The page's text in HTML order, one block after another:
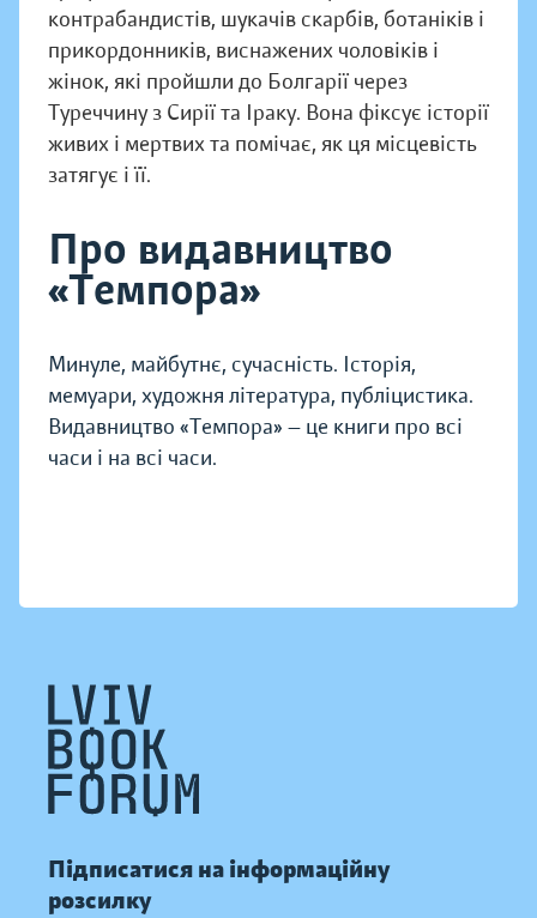
контрабандистів, шукачів скарбів, ботаніків і
прикордонників, виснажених чоловіків і
жінок, які пройшли до Болгарії через
Туреччину з Сирії та Іраку. Вона фіксує історії
живих і мертвих та помічає, як ця місцевість
затягує і її.
Про видавництво
«Темпора»
Минуле, майбутнє, сучасність. Історія,
мемуари, художня література, публіцистика.
Видавництво «Темпора» — це книги про всі
часи і на всі часи.
Підписатися на інформаційну
розсилку